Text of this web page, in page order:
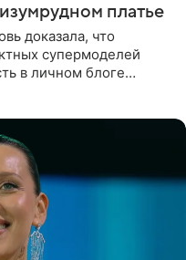
платье
доказала, что
супермоделей
в личном блоге